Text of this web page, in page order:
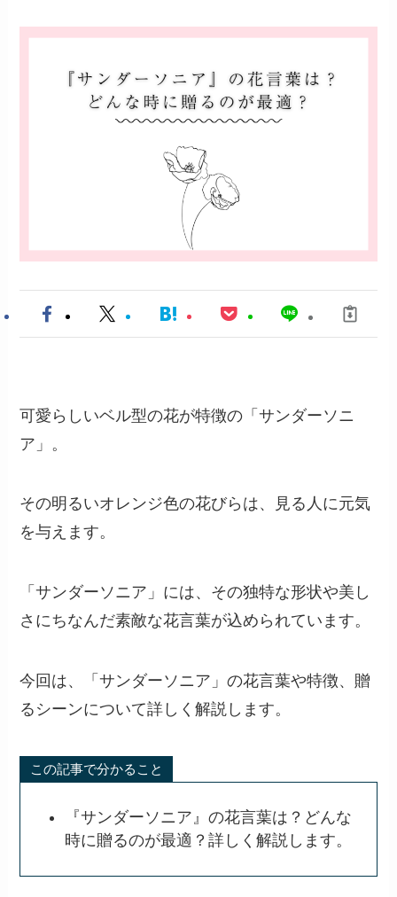
可愛らしいベル型の花が特徴の「サンダーソニ
ア」。
その明るいオレンジ色の花びらは、見る人に元気
を与えます。
「サンダーソニア」には、その独特な形状や美し
さにちなんだ素敵な花言葉が込められています。
今回は、「サンダーソニア」の花言葉や特徴、贈
るシーンについて詳しく解説します。
この記事で分かること
『サンダーソニア』の花言葉は？どんな
時に贈るのが最適？詳しく解説します。